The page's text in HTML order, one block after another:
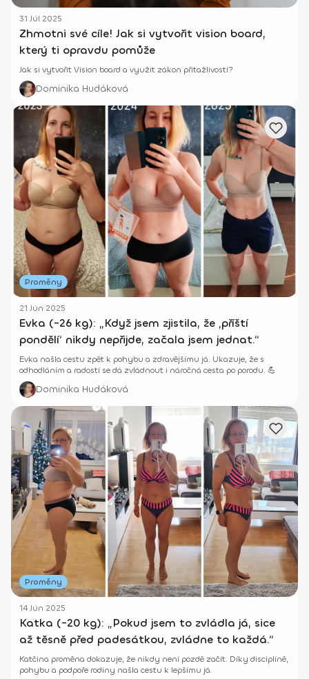
31 Júl 2025
Zhmotni své cíle! Jak si vytvořit vision board,
který ti opravdu pomůže
Jak si vytvořit Vision board a využít zákon přitažlivosti?
Dominika Hudáková
Proměny
21 Jún 2025
Evka (-26 kg): „Když jsem zjistila, že ‚příští
pondělí‘ nikdy nepřijde, začala jsem jednat.“
Evka našla cestu zpět k pohybu a zdravějšímu já. Ukazuje, že s
odhodláním a radostí se dá zvládnout i náročná cesta po porodu. 💪
Dominika Hudáková
Proměny
14 Jún 2025
Katka (-20 kg): „Pokud jsem to zvládla já, sice
až těsně před padesátkou, zvládne to každá.“
Katčina proměna dokazuje, že nikdy není pozdě začít. Díky disciplíně,
pohybu a podpoře rodiny našla cestu k lepšímu já.